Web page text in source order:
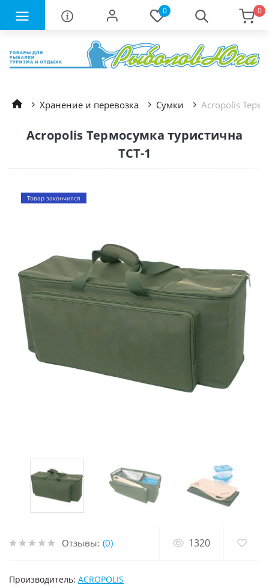
0 0
Хранение и перевозка Сумки Acropolis
Acropolis Термосумка туристична
ТСТ-1
Товар закончился
Отзывы: (0) 1320
Производитель: ACROPOLIS